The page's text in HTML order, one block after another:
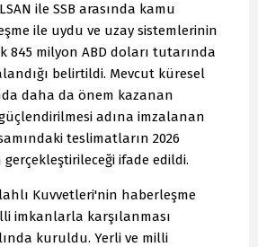
ile SSB arasında kamu
ile uydu ve uzay sistemlerinin
845 milyon ABD doları tutarında
belirtildi. Mevcut küresel
daha da önem kazanan
adına imzalanan
teslimatların 2026
ifade edildi.
Kuvvetleri'nin haberleşme
imkanlarla karşılanması
kuruldu. Yerli ve milli